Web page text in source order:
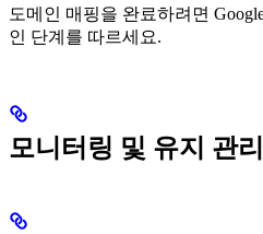
도메인 매핑을 완료하려면
인 단계를 따르세요.
모니터링 및 유지 관리